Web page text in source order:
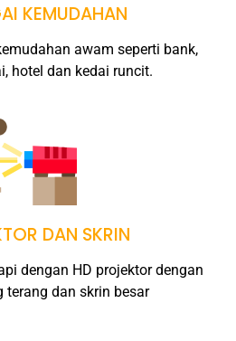
KEMUDAHAN
awam seperti bank,
hotel dan kedai runcit.
DAN SKRIN
dengan HD projektor dengan
terang dan skrin besar